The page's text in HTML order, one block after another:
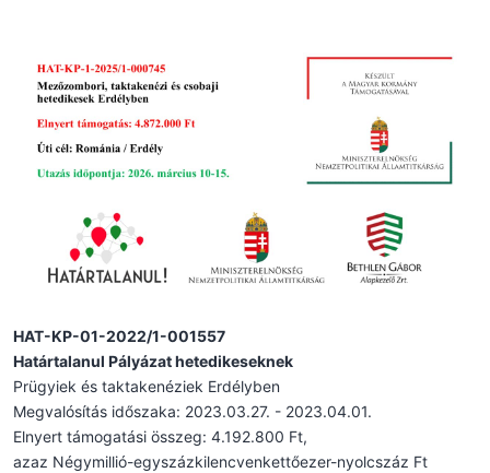
HAT-KP-01-2022/1-001557
Határtalanul Pályázat hetedikeseknek
Prügyiek és taktakenéziek Erdélyben
Megvalósítás időszaka: 2023.03.27. - 2023.04.01.
Elnyert támogatási összeg: 4.192.800 Ft,
azaz Négymillió-egyszázkilencvenkettőezer-nyolcszáz Ft